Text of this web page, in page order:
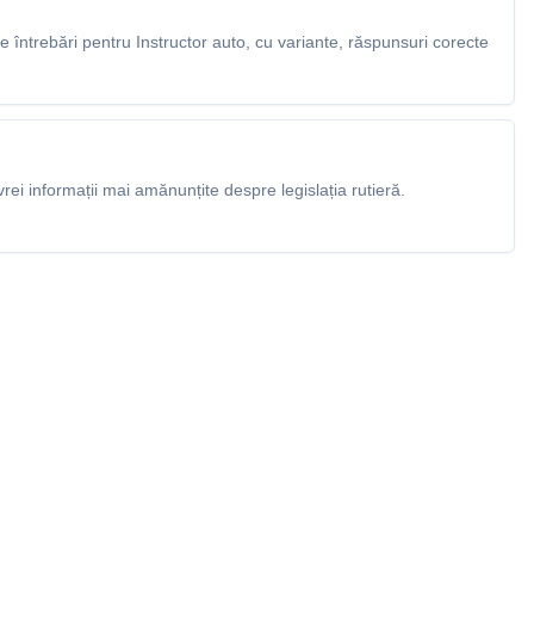
întrebări pentru Instructor auto, cu variante, răspunsuri corecte
informații mai amănunțite despre legislația rutieră.